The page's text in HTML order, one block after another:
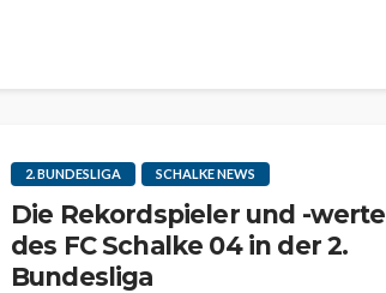
2. BUNDESLIGA SCHALKE NEWS
Die Rekordspieler und -werte
des FC Schalke 04 in der 2.
Bundesliga